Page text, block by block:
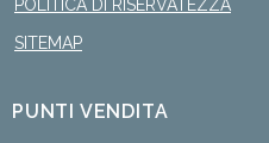
POLITICA DI RISERVATEZZA
SITEMAP
PUNTI VENDITA